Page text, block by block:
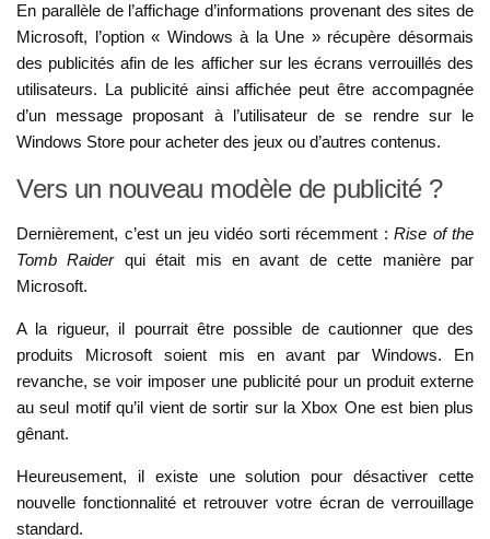
En parallèle de l’affichage d’informations provenant des sites de
Microsoft, l’option « Windows à la Une » récupère désormais
des publicités afin de les afficher sur les écrans verrouillés des
utilisateurs. La publicité ainsi affichée peut être accompagnée
d’un message proposant à l’utilisateur de se rendre sur le
Windows Store pour acheter des jeux ou d’autres contenus.
Vers un nouveau modèle de publicité ?
Dernièrement, c’est un jeu vidéo sorti récemment : Rise of the
Tomb Raiderqui était mis en avant de cette manière par
Microsoft.
A la rigueur, il pourrait être possible de cautionner que des
produits Microsoft soient mis en avant par Windows. En
revanche, se voir imposer une publicité pour un produit externe
au seul motif qu’il vient de sortir sur la Xbox One est bien plus
gênant.
Heureusement, il existe une solution pour désactiver cette
nouvelle fonctionnalité et retrouver votre écran de verrouillage
standard.